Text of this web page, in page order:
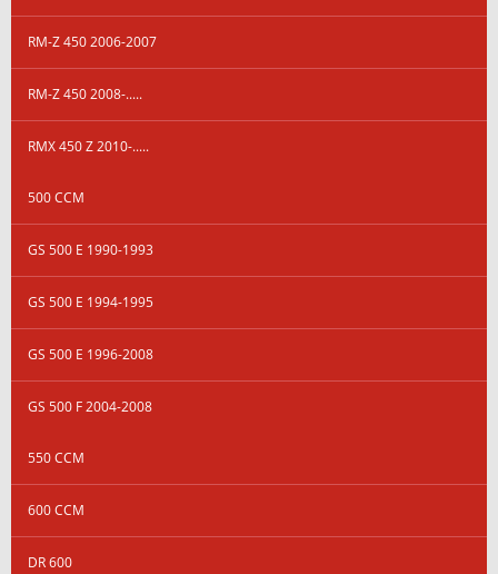
RM-Z 450 2006-2007
RM-Z 450 2008-.....
RMX 450 Z 2010-.....
500 CCM
GS 500 E 1990-1993
GS 500 E 1994-1995
GS 500 E 1996-2008
GS 500 F 2004-2008
550 CCM
600 CCM
DR 600